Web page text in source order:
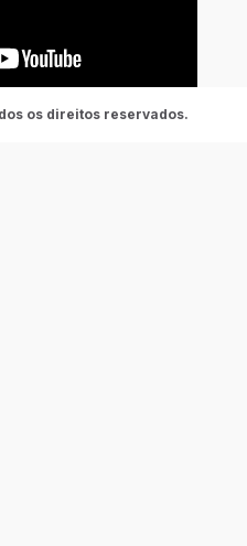
os direitos reservados.